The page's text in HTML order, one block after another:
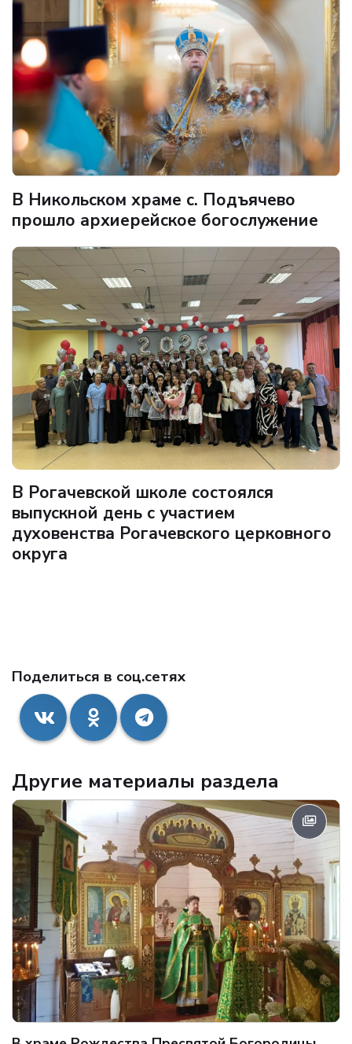
В Никольском храме с. Подъячево
прошло архиерейское богослужение
В Рогачевской школе состоялся
выпускной день с участием
духовенства Рогачевского церковного
округа
Поделиться в соц.сетях
Другие материалы раздела